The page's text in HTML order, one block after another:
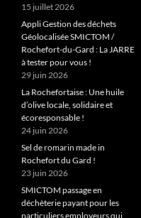
15 juillet 2026
Appli Gestion des déchets
Géolocalisée SMICTOM /
Rochefort-du-Gard : La JARRE
à tester pour vous !
29 juin 2026
La Rochefortaise : Une huile
d’olive locale, solidaire et
écoresponsable !
24 juin 2026
Sel de romarin made in
Rochefort du Gard !
23 juin 2026
SMICTOM passage en
déchèterie payant pour les
particuliers employeurs qui